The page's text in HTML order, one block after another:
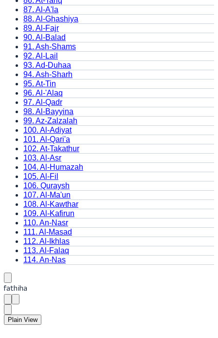
87. Al-A'la
88. Al-Ghashiya
89. Al-Fajr
90. Al-Balad
91. Ash-Shams
92. Al-Lail
93. Ad-Duhaa
94. Ash-Sharh
95. At-Tin
96. Al-'Alaq
97. Al-Qadr
98. Al-Bayyina
99. Az-Zalzalah
100. Al-Adiyat
101. Al-Qari'a
102. At-Takathur
103. Al-Asr
104. Al-Humazah
105. Al-Fil
106. Quraysh
107. Al-Ma'un
108. Al-Kawthar
109. Al-Kafirun
110. An-Nasr
111. Al-Masad
112. Al-Ikhlas
113. Al-Falaq
114. An-Nas
fathiha
Plain View